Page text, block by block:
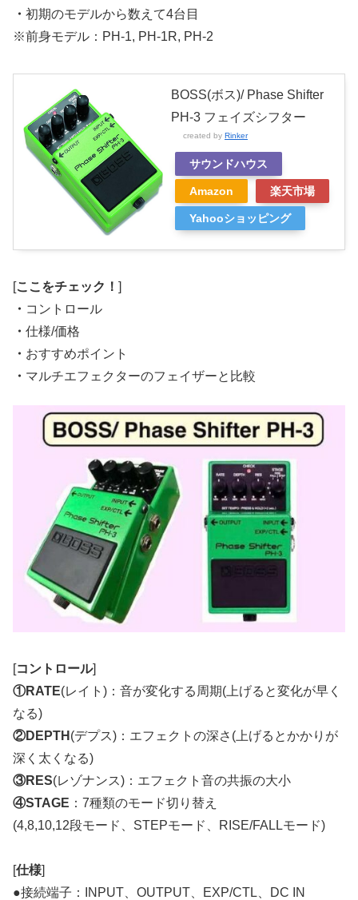
・ 初期のモデルから数えて4台目
※前身モデル：PH-1, PH-1R, PH-2
BOSS(ボス)/ Phase Shifter
PH-3 フェイズシフター
created by Rinker
サウンドハウス
Amazon 楽天市場
Yahooショッピング
[ここをチェック！ ]
・ コントロール
・ 仕様/価格
・ おすすめポイント
・ マルチエフェクターのフェイザーと比較
[コントロール]
①RATE(レイト)：音が変化する周期(上げると変化が早く
なる)
②DEPTH (デプス)：エフェクトの深さ(上げるとかかりが
深く太くなる)
③RES(レゾナンス)：エフェクト音の共振の大小
④STAGE ：7種類のモード切り替え
(4,8,10,12段モード、STEPモード、RISE/FALLモード)
[仕様]
●接続端子：INPUT、OUTPUT、EXP/CTL、DC IN